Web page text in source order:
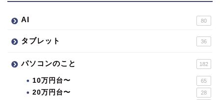
AI 80
タブレット 36
パソコンのこと 182
10万円台〜 65
20万円台〜 28